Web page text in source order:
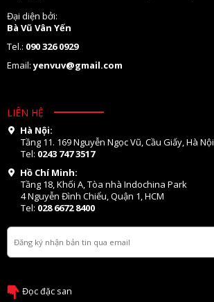
Đại diện bởi:
Bà Vũ Vân Yến
Tel.: 090 326 0929
Email:yenvuv@gmail.com
LIÊN HỆ
Hà Nội:
Tầng 11. 169 Nguyễn Ngọc Vũ, Cầu Giấy, Hà Nội
Tel: 0243 747 3517
Hồ Chí Minh:
Tầng 18, Khối A, Tòa nhà Indochina Park
4 Nguyễn Đình Chiểu, Quận 1, HCM
Tel: 028 6672 8400
Đọc đặc san